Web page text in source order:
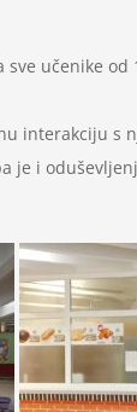
učenike od
interakciju s
je i